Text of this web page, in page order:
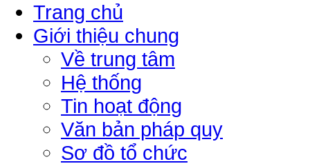
Trang chủ
Giới thiệu chung
Về trung tâm
Hệ thống
Tin hoạt động
Văn bản pháp quy
Sơ đồ tổ chức